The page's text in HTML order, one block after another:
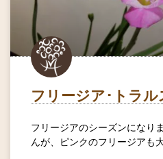
フリージア･トラル
フリージアのシーズンになり
んが、ピンクのフリージアも